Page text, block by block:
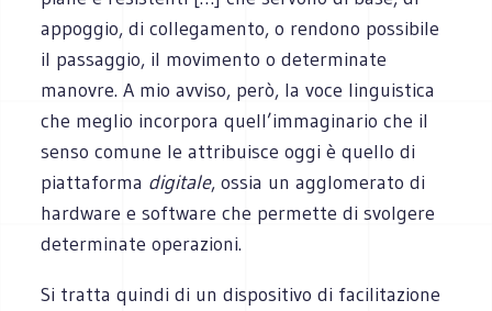
appoggio, di collegamento, o rendono possibile
il passaggio, il movimento o determinate
manovre. A mio avviso, però, la voce linguistica
che meglio incorpora quell’immaginario che il
senso comune le attribuisce oggi è quello di
piattaforma digitale, ossia un agglomerato di
hardware e software che permette di svolgere
determinate operazioni.
Si tratta quindi di un dispositivo di facilitazione